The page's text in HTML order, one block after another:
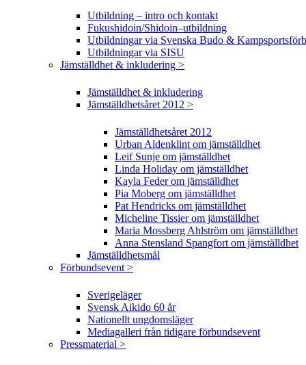
Utbildning – intro och kontakt
Fukushidoin/Shidoin–utbildning
Utbildningar via Svenska Budo &
Utbildningar via SISU
Jämställdhet & inkludering >
Jämställdhet & inkludering
Jämställdhetsåret 2012 >
Jämställdhetsåret 2012
Urban Aldenklint om jämställdhet
Leif Sunje om jämställdhet
Linda Holiday om jämställdhet
Kayla Feder om jämställdhet
Pia Moberg om jämställdhet
Pat Hendricks om jämställdhet
Micheline Tissier om jämställdhet
Maria Mossberg Ahlström om jämställdhet
Anna Stensland Spangfort om jämställdhet
Jämställdhetsmål
Förbundsevent >
Sverigeläger
Svensk Aikido 60 år
Nationellt ungdomsläger
Mediagalleri från tidigare förbundsevent
Pressmaterial >